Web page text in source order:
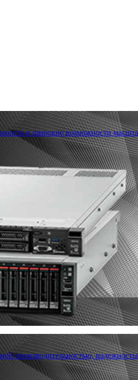
и широкие возможности
производительностью,